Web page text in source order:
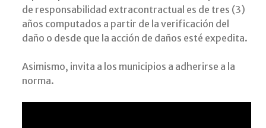
de responsabilidad extracontractual es de tres (3)
años computados a partir de la verificación del
daño o desde que la acción de daños esté expedita.
Asimismo, invita a los municipios a adherirse a la
norma.